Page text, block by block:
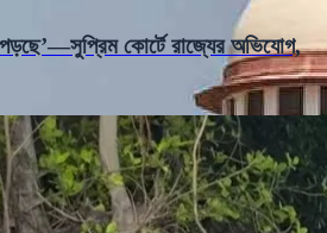
পড়ছে’—সুপ্রিম কোর্টে রাজ্যের অভিযোগ,